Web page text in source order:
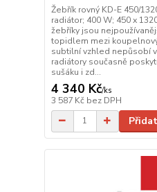
Žebřík rovný KD-E 450/
radiátor; 400 W; 450 x
žebříky jsou
topidlem mezi
subtilní vzhled nepůsobí
radiátory současně
sušáku i zd...
4 340 Kč/ks
3 587 Kč bez DPH